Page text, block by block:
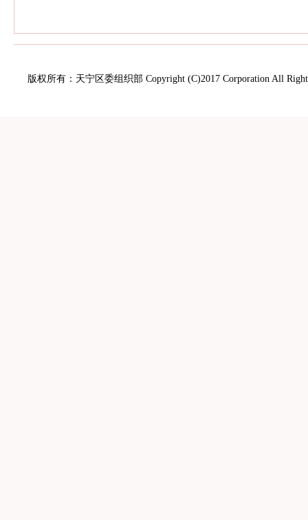
版权所有：天宁区委组织部 Copyright (C)2017 Corporation All